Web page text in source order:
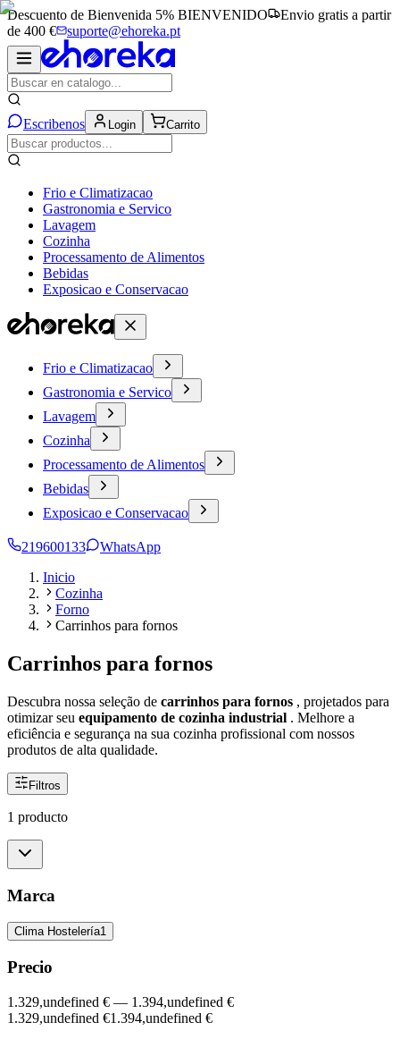
Descuento de Bienvenida 5% BIENVENIDO
Envio gratis a partir
de 400 €
suporte@ehoreka.pt
Escribenos Login Carrito
Frio e Climatizacao
Gastronomia e Servico
Lavagem
Cozinha
Processamento de Alimentos
Bebidas
Exposicao e Conservacao
Frio e Climatizacao
Gastronomia e Servico
Lavagem
Cozinha
Processamento de Alimentos
Bebidas
Exposicao e Conservacao
219600133
WhatsApp
Inicio
Cozinha
Forno
Carrinhos para fornos
Carrinhos para fornos
Descubra nossa seleção de carrinhos para fornos , projetados para
otimizar seu equipamento de cozinha industrial . Melhore a
eficiência e segurança na sua cozinha profissional com nossos
produtos de alta qualidade.
Filtros
1 producto
Marca
Clima Hostelería1
Precio
1.329,undefined € — 1.394,undefined €
1.329,undefined €1.394,undefined €